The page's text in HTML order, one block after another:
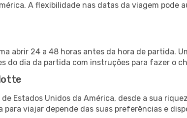
A flexibilidade nas datas da viagem pode
abrir 24 a 48 horas antes da hora de partida.
do dia da partida com instruções para fazer o
Estados Unidos da América, desde a sua
viajar depende das suas preferências e